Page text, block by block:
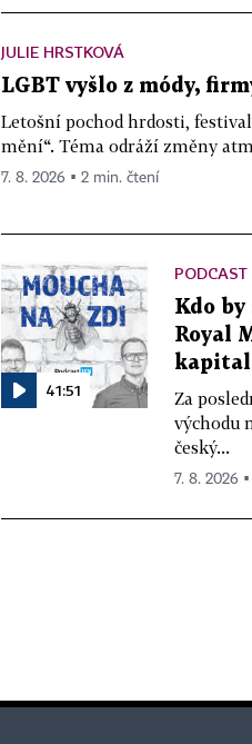
JULIE HRSTKOVÁ
LGBT vyšlo z módy,
Letošní pochod hrdosti,
mění“. Téma odráží změny
7. 8. 2026 ▪ 2 min. čtení
41:51
Kdo
Royal
Za
východu
český...
7. 8. 2026 ▪